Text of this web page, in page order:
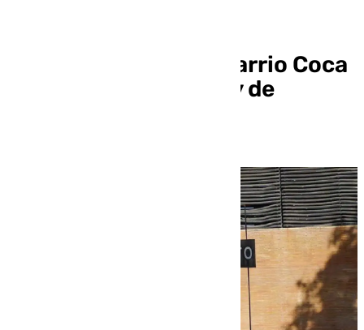
Camas rebautiza el barrio Coca
de la Piñera por la Ley de